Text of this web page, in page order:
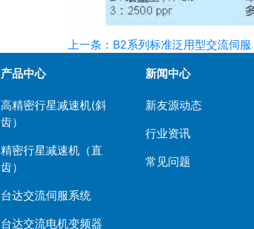
上一条：B2系列标准泛用型交流伺服
产品中心
高精密行星减速机(斜
齿）
精密行星减速机（直
齿）
台达交流伺服系统
台达交流电机变频器
新闻中心
新友源动态
行业资讯
常见问题